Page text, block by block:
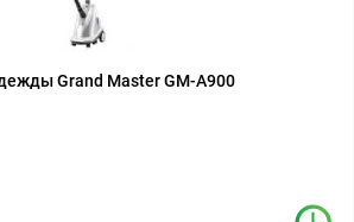
Grand Master GM-A900